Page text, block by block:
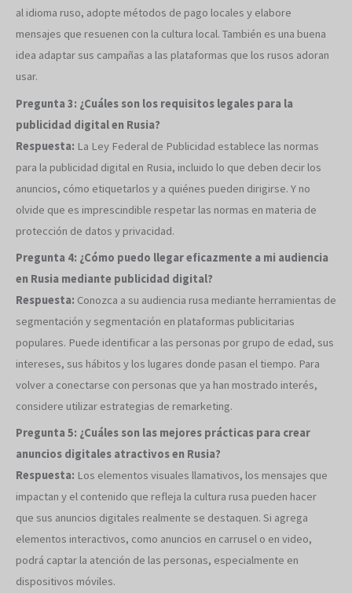
al idioma ruso, adopte métodos de pago locales y elabore
mensajes que resuenen con la cultura local. También es una buena
idea adaptar sus campañas a las plataformas que los rusos adoran
usar.
Pregunta 3: ¿Cuáles son los requisitos legales para la
publicidad digital en Rusia?
Respuesta: La Ley Federal de Publicidad establece las normas
para la publicidad digital en Rusia, incluido lo que deben decir los
anuncios, cómo etiquetarlos y a quiénes pueden dirigirse. Y no
olvide que es imprescindible respetar las normas en materia de
protección de datos y privacidad.
Pregunta 4: ¿Cómo puedo llegar eficazmente a mi audiencia
en Rusia mediante publicidad digital?
Respuesta: Conozca a su audiencia rusa mediante herramientas de
segmentación y segmentación en plataformas publicitarias
populares. Puede identificar a las personas por grupo de edad, sus
intereses, sus hábitos y los lugares donde pasan el tiempo. Para
volver a conectarse con personas que ya han mostrado interés,
considere utilizar estrategias de remarketing.
Pregunta 5: ¿Cuáles son las mejores prácticas para crear
anuncios digitales atractivos en Rusia?
Respuesta: Los elementos visuales llamativos, los mensajes que
impactan y el contenido que refleja la cultura rusa pueden hacer
que sus anuncios digitales realmente se destaquen. Si agrega
elementos interactivos, como anuncios en carrusel o en video,
podrá captar la atención de las personas, especialmente en
dispositivos móviles.